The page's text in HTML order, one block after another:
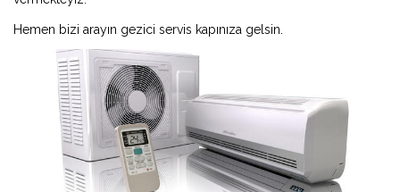
Hemen bizi arayın gezici servis kapınıza gelsin.